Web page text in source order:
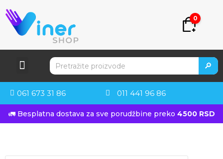
0
🔎
061 673 31 86 011 441 96 86
🚛 Besplatna dostava za sve porudžbine preko 4500 RSD